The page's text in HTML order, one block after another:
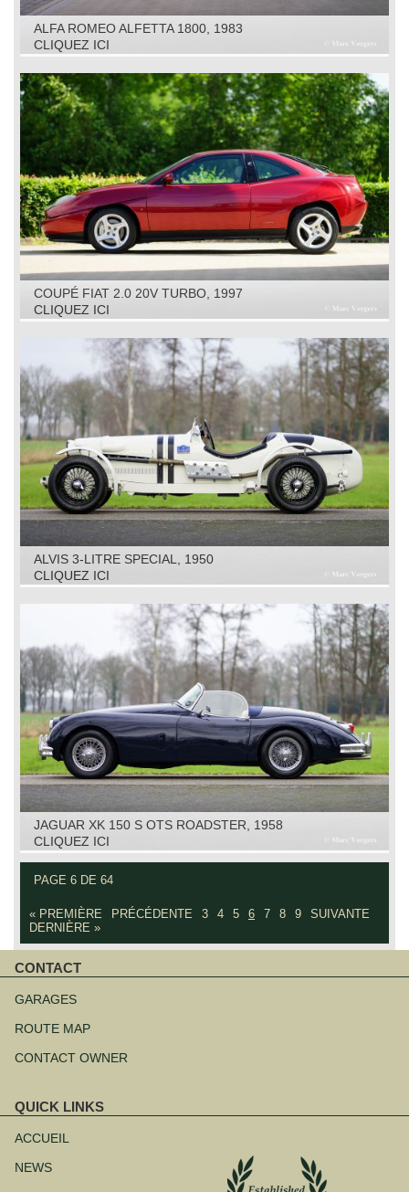
ALFA ROMEO ALFETTA 1800, 1983
CLIQUEZ ICI
COUPÉ FIAT 2.0 20V TURBO, 1997
CLIQUEZ ICI
ALVIS 3-LITRE SPECIAL, 1950
CLIQUEZ ICI
JAGUAR XK 150 S OTS ROADSTER, 1958
CLIQUEZ ICI
PAGE 6 DE 64
« PREMIÈRE PRÉCÉDENTE 3 4 5 6 7 8 9
SUIVANTE
DERNIÈRE »
CONTACT
au
GARAGES
ROUTE MAP
CONTACT OWNER
QUICK LINKS
au
ACCUEIL
NEWS